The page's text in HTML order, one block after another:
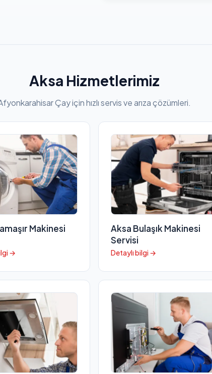
Aksa Hizmetlerimiz
Çay için hızlı servis ve arıza çözümleri.
Makinesi
→
Aksa Bulaşık Makinesi
Servisi
Detaylı bilgi →